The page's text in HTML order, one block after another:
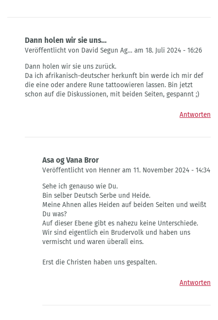
Dann holen wir sie uns…
Veröffentlicht von David Segun Ag… am 18. Juli 2024 - 16:26
auf
Nicht
Sehr
froh…
Dann holen wir sie uns zurück.
Da ich afrikanisch-deutscher herkunft bin werde ich mir def
die eine oder andere Rune tattoowieren lassen. Bin jetzt
schon auf die Diskussionen, mit beiden Seiten, gespannt ;)
Antworten
Asa og Vana Bror
Veröffentlicht von Henner am 11. November 2024 - 14:34
auf
Dann
holen
wir
sie
uns…
von
Segun
Sehe ich genauso wie Du.
Bin selber Deutsch Serbe und Heide.
Meine Ahnen alles Heiden auf beiden Seiten und weißt
Du was?
Auf dieser Ebene gibt es nahezu keine Unterschiede.
Wir sind eigentlich ein Brudervolk und haben uns
vermischt und waren überall eins.
Erst die Christen haben uns gespalten.
Antworten